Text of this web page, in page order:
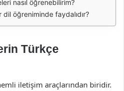
nasıl öğrenebilirim?
öğreniminde faydalıdır?
Türkçe
iletişim araçlarından biridir.